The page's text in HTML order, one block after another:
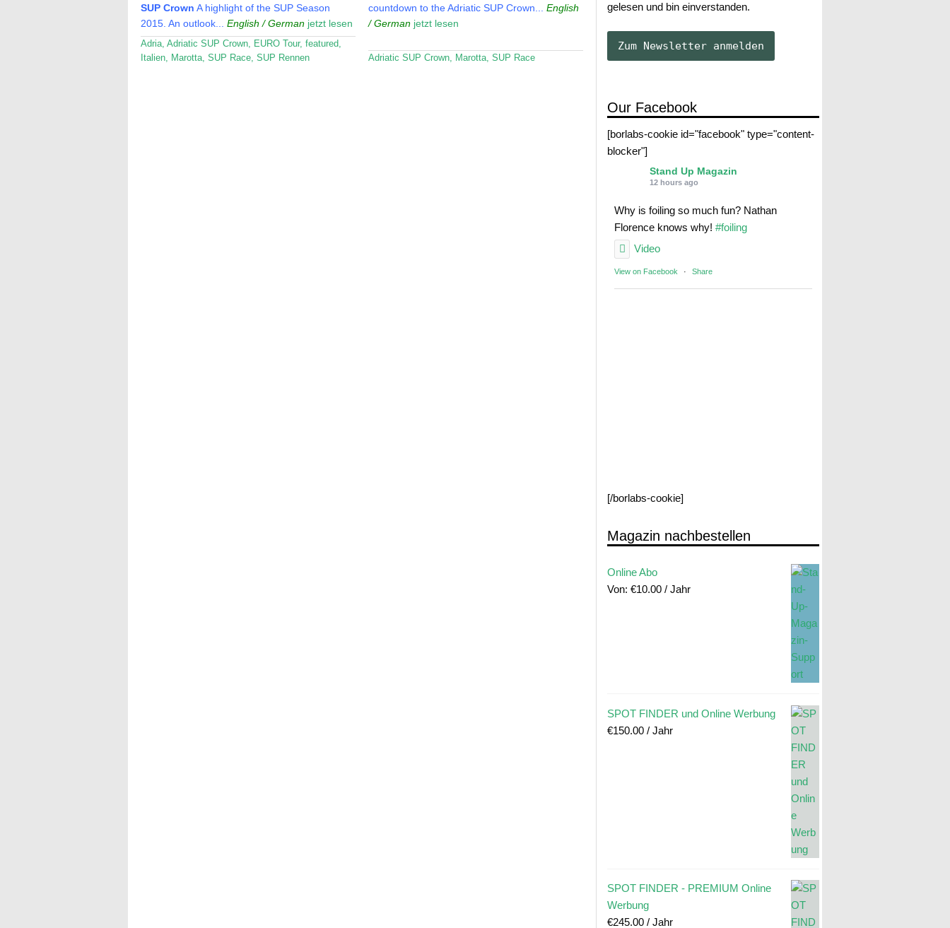
gelesen und bin einverstanden.
Our Facebook
[borlabs-cookie id="facebook" type="content-
blocker"]
Stand Up Magazin
12 hours ago
Why is foiling so much fun? Nathan
Florence knows why! #foiling
Video
View on Facebook · Share
[/borlabs-cookie]
Magazin nachbestellen
Online Abo
Von: €10.00 / Jahr
SPOT FINDER und Online Werbung
€150.00 / Jahr
SPOT FINDER - PREMIUM Online
Werbung
€245.00 / Jahr
SUP Crown A highlight of the SUP Season
2015. An outlook... English / German jetzt lesen
Adria, Adriatic SUP Crown, EURO Tour, featured,
Italien, Marotta, SUP Race, SUP Rennen
countdown to the Adriatic SUP Crown... English
/ German jetzt lesen
Adriatic SUP Crown, Marotta, SUP Race